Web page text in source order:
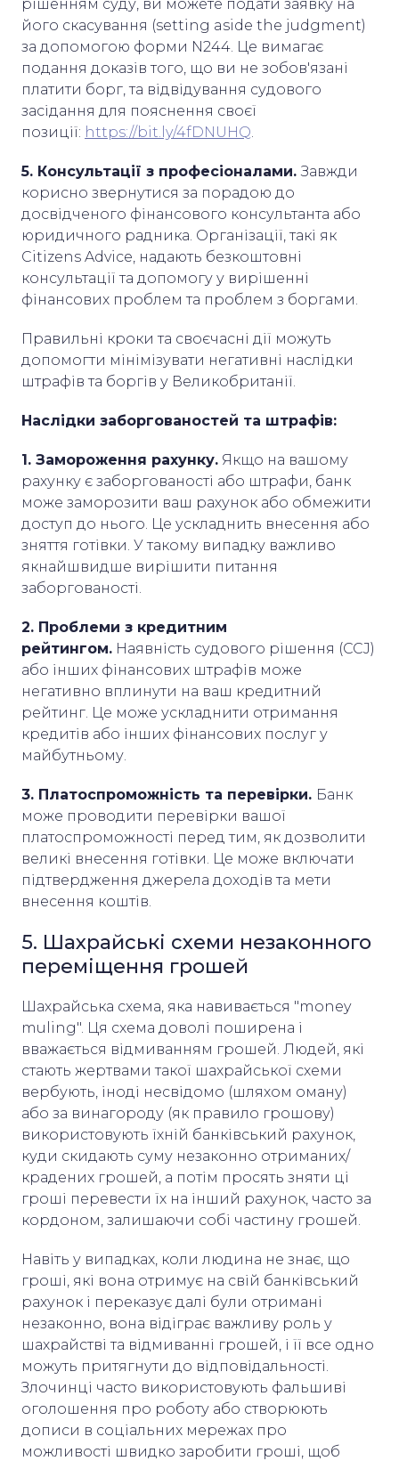
рішенням суду, ви можете подати заявку на
його скасування (setting aside the judgment)
за допомогою форми N244. Це вимагає
подання доказів того, що ви не зобов'язані
платити борг, та відвідування судового
засідання для пояснення своєї
позиції: https://bit.ly/4fDNUHQ
5. Консультації з професіоналами.Завжди
корисно звернутися за порадою до
досвідченого фінансового консультанта або
юридичного радника. Організації, такі як
Citizens Advice, надають безкоштовні
консультації та допомогу у вирішенні
фінансових проблем та проблем з боргами.
Правильні кроки та своєчасні дії можуть
допомогти мінімізувати негативні наслідки
штрафів та боргів у Великобританії.
Наслідки заборгованостей та штрафів:
1. Замороження рахунку. Якщо на вашому
рахунку є заборгованості або штрафи, банк
може заморозити ваш рахунок або обмежити
доступ до нього. Це ускладнить внесення або
зняття готівки. У такому випадку важливо
якнайшвидше вирішити питання
заборгованості.
2. Проблеми з кредитним
рейтингом. Наявність судового рішення (CCJ)
або інших фінансових штрафів може
негативно вплинути на ваш кредитний
рейтинг. Це може ускладнити отримання
кредитів або інших фінансових послуг у
майбутньому.
3. Платоспроможність та перевірки. Банк
може проводити перевірки вашої
платоспроможності перед тим, як дозволити
великі внесення готівки. Це може включати
підтвердження джерела доходів та мети
внесення коштів.
5. Шахрайські схеми незаконного
переміщення грошей
Шахрайська схема, яка навивається "money
muling". Ця схема доволі поширена і
вважається відмиванням грошей. Людей, які
стають жертвами такої шахрайської схеми
вербують, іноді несвідомо (шляхом оману)
або за винагороду (як правило грошову)
використовують їхній банківський рахунок,
куди скидають суму незаконно отриманих/
крадених грошей, а потім просять зняти ці
гроші перевести їх на інший рахунок, часто за
кордоном, залишаючи собі частину грошей.
Навіть у випадках, коли людина не знає, що
гроші, які вона отримує на свій банківський
рахунок і переказує далі були отримані
незаконно, вона відіграє важливу роль у
шахрайстві та відмиванні грошей, і її все одно
можуть притягнути до відповідальності.
Злочинці часто використовують фальшиві
оголошення про роботу або створюють
дописи в соціальних мережах про
можливості швидко заробити гроші, щоб